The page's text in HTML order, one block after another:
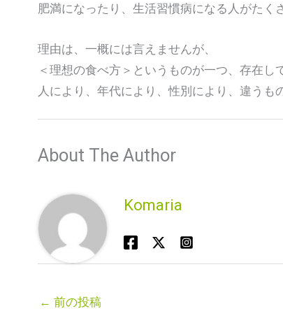
肥満になったり、生活習慣病になる人がたく
理由は、一概には言えませんが、
＜理想の食べ方＞というものが一つ、存在し
人により、年代により、性別により、違うも
About The Author
Komaria
← 前の投稿